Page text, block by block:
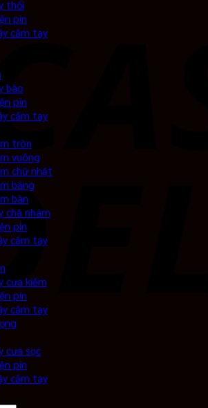
thổi
pin
cầm tay
bào
pin
cầm tay
tròn
vuông
chữ nhật
băng
bàn
chà nhám
pin
cầm tay
cưa kiếm
pin
cầm tay
cưa sọc
pin
cầm tay